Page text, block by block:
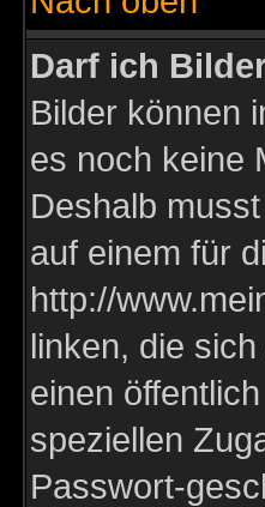
Darf ich
Bilder können
es noch keine
Deshalb
auf einem für
http://
linken, die
einen
speziellen
Passwort-